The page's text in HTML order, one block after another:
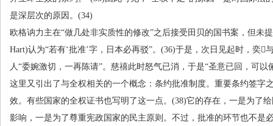
是深层次的原因。 (34)
欧格讷力主在“做几处非实质性的修改”之后接受田贝的国书案，但未
Hart)认为“若有‘批准’字，日本必再驳”。 (36)于是，次日见起时，奕
人“委婉激切，一再陈请”。慈禧此时怒气已消，于是“圣意已回，可以
这里又引出了与全权相关的一个概念：条约批准制度。重要条约签字
效。有些国家的全权证书也写明了这一点。 (38)它的存在，一是为了
影响，一是为了尊重宪政国家的民主原则。不过，批准的环节也不是